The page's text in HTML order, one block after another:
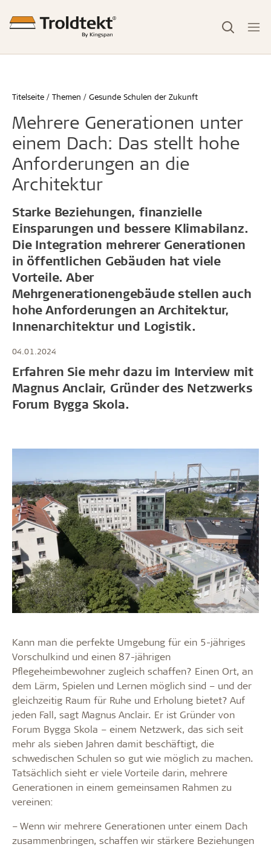
Titelseite Themen Gesunde Schulen der Zukunft
Mehrere Generationen unter
einem Dach: Das stellt hohe
Anforderungen an die
Architektur
Starke Beziehungen, finanzielle
Einsparungen und bessere Klimabilanz.
Die Integration mehrerer Generationen
in öffentlichen Gebäuden hat viele
Vorteile. Aber
Mehrgenerationengebäude stellen auch
hohe Anforderungen an Architektur,
Innenarchitektur und Logistik.
04.01.2024
Erfahren Sie mehr dazu im Interview mit
Magnus Anclair, Gründer des Netzwerks
Forum Bygga Skola.
Kann man die perfekte Umgebung für ein 5-jähriges
Vorschulkind und einen 87-jährigen
Pflegeheimbewohner zugleich schaffen? Einen Ort, an
dem Lärm, Spielen und Lernen möglich sind – und der
gleichzeitig Raum für Ruhe und Erholung bietet? Auf
jeden Fall, sagt Magnus Anclair. Er ist Gründer von
Forum Bygga Skola – einem Netzwerk, das sich seit
mehr als sieben Jahren damit beschäftigt, die
schwedischen Schulen so gut wie möglich zu machen.
Tatsächlich sieht er viele Vorteile darin, mehrere
Generationen in einem gemeinsamen Rahmen zu
vereinen:
– Wenn wir mehrere Generationen unter einem Dach
zusammenbringen, schaffen wir stärkere Beziehungen